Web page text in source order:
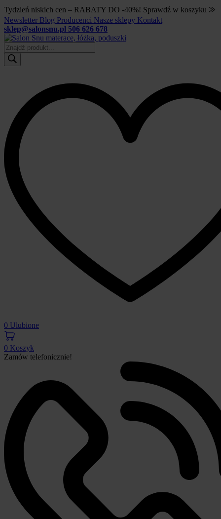
Tydzień niskich cen – RABATY DO -40%! Sprawdź w koszyku ⨠
Newsletter Blog Producenci Nasze sklepy Kontakt
sklep@salonsnu.pl 506 626 678
Wyszukiwarka
produktów
0 Ulubione
0 Koszyk
Zamów telefonicznie!